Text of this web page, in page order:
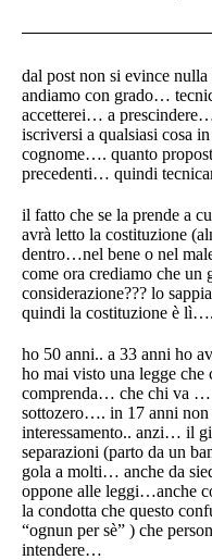
dal post non si evince
andiamo con grado…
accetterei… a
iscriversi a qualsiasi cosa
cognome…. quanto
precedenti… quindi
il fatto che se la prende a
avrà letto la costituzione
dentro…nel bene o nel
come ora crediamo che un
considerazione??? lo
quindi la costituzione è
ho 50 anni.. a 33 anni ho
ho mai visto una legge
comprenda… che chi va …
sottozero…. in 17 anni non
interessamento.. anzi… il
separazioni (parto da un
gola a molti… anche da
oppone alle leggi…anche
la condotta che questo
“ognun per sè” ) che
intendere…